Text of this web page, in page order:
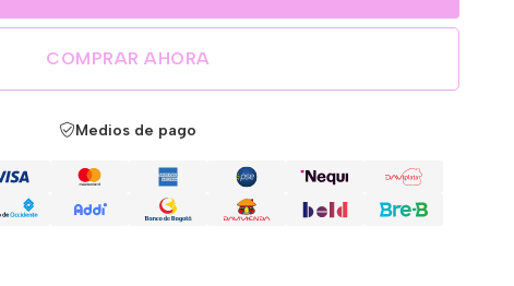
COMPRAR AHORA
Medios de pago